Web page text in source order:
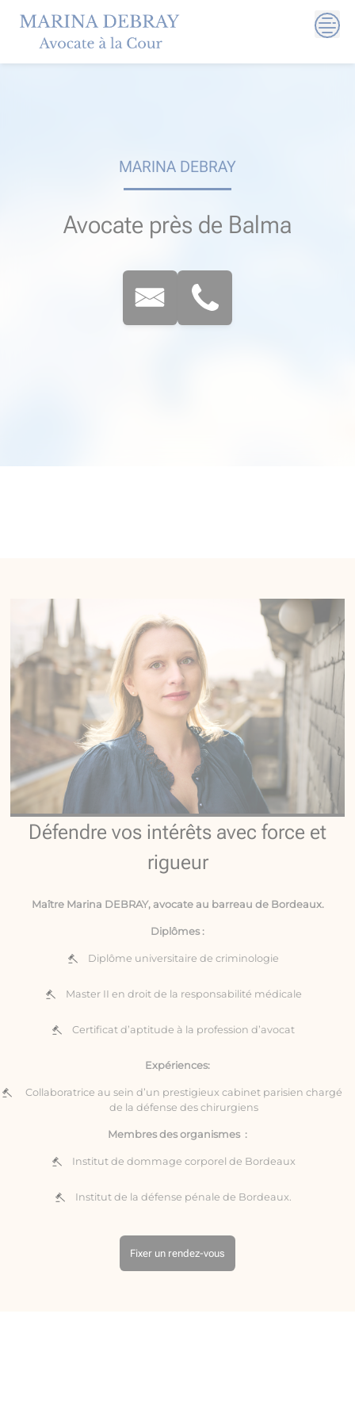
content
MARINA DEBRAY
Avocate près de Balma
Défendre vos intérêts avec force et
rigueur
Maître Marina DEBRAY, avocate au barreau de Bordeaux.
Diplômes :
Diplôme universitaire de criminologie
Master II en droit de la responsabilité médicale
Certificat d’aptitude à la profession d’avocat
Expériences:
Collaboratrice au sein d’un prestigieux cabinet parisien chargé
de la défense des chirurgiens
Membres des organismes :
Institut de dommage corporel de Bordeaux
Institut de la défense pénale de Bordeaux.
Fixer un rendez-vous